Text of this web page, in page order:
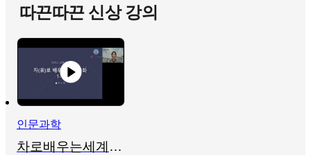
따끈따끈 신상 강의
인문과학
차로배우는세계문화